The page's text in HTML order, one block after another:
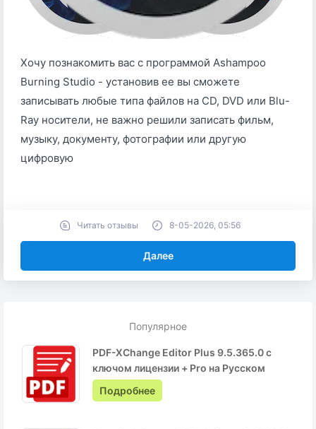
Популярное
PDF-XChange Editor Plus 9.5.365.0 с
ключом лицензии + Pro на Русском
Подробнее
Хочу познакомить вас с программой Ashampoo
Burning Studio - установив ее вы сможете
записывать любые типа файлов на CD, DVD или Blu-
Ray носители, не важно решили записать фильм,
музыку, документу, фотографии или другую
цифровую
Далее
Читать отзывы 8-05-2026, 05:56